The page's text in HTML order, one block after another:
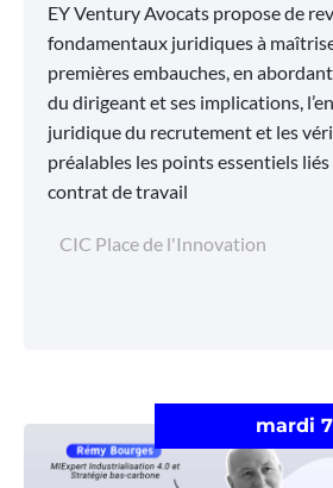
EY Ventury Avocats propose de
fondamentaux juridiques à
premières embauches, en
du dirigeant et ses implications,
juridique du recrutement et les
préalables les points essentiels
contrat de travail
CIC Place de l'Innovation
mardi